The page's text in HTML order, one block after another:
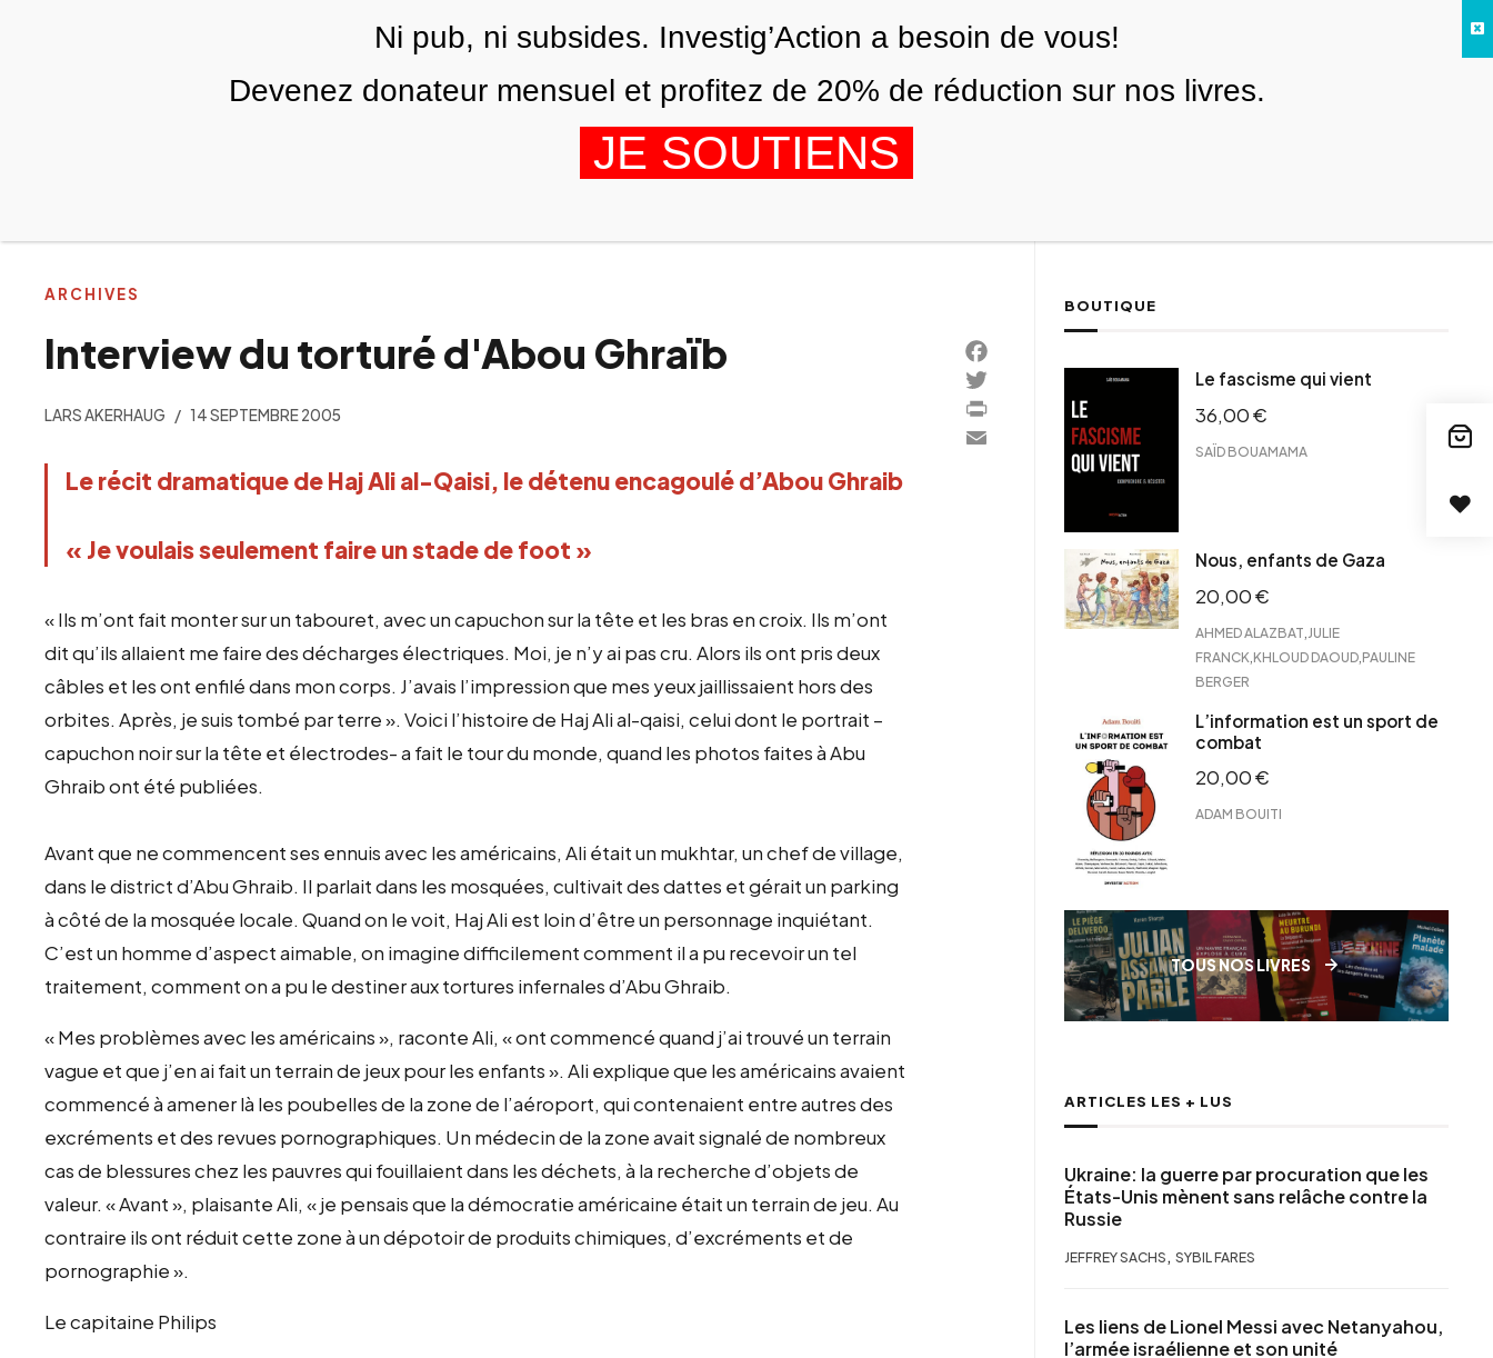
NOUS AGENDA
Interview du torturé d'Abou Ghraïb
LARS AKERHAUG 14 SEPTEMBRE 2005
Le récit dramatique de Haj Ali al-Qaisi, le détenu encagoulé d’Abou Ghraib
« Je voulais seulement faire un stade de foot »
« Ils m’ont fait monter sur un tabouret, avec un capuchon sur la tête et les bras en croix. Ils m’ont
dit qu’ils allaient me faire des décharges électriques. Moi, je n’y ai pas cru. Alors ils ont pris deux
câbles et les ont enfilé dans mon corps. J’avais l’impression que mes yeux jaillissaient hors des
orbites. Après, je suis tombé par terre ». Voici l’histoire de Haj Ali al-qaisi, celui dont le portrait –
capuchon noir sur la tête et électrodes- a fait le tour du monde, quand les photos faites à Abu
Ghraib ont été publiées.
Avant que ne commencent ses ennuis avec les américains, Ali était un mukhtar, un chef de village,
dans le district d’Abu Ghraib. Il parlait dans les mosquées, cultivait des dattes et gérait un parking
à côté de la mosquée locale. Quand on le voit, Haj Ali est loin d’être un personnage inquiétant.
C’est un homme d’aspect aimable, on imagine difficilement comment il a pu recevoir un tel
traitement, comment on a pu le destiner aux tortures infernales d’Abu Ghraib.
« Mes problèmes avec les américains », raconte Ali, « ont commencé quand j’ai trouvé un terrain
vague et que j’en ai fait un terrain de jeux pour les enfants ». Ali explique que les américains avaient
commencé à amener là les poubelles de la zone de l’aéroport, qui contenaient entre autres des
excréments et des revues pornographiques. Un médecin de la zone avait signalé de nombreux
cas de blessures chez les pauvres qui fouillaient dans les déchets, à la recherche d’objets de
valeur. « Avant », plaisante Ali, « je pensais que la démocratie américaine était un terrain de jeu. Au
contraire ils ont réduit cette zone à un dépotoir de produits chimiques, d’excréments et de
pornographie ».
Le capitaine Philips
ARCHIVES
Facebook
Twitter
PrintFriendly
Email
BOUTIQUE
Le fascisme qui vient
36,00€
SAÏD BOUAMAMA
Nous, enfants de Gaza
20,00€
AHMED ALAZBAT JULIE
FRANCK KHLOUD DAOUD PAULINE
BERGER
L’information est un sport de
combat
20,00€
ADAM BOUITI
TOUS NOS LIVRES
ARTICLES LES + LUS
Ukraine: la guerre par procuration que les
États-Unis mènent sans relâche contre la
Russie
JEFFREY SACHS , SYBIL FARES
Les liens de Lionel Messi avec Netanyahou,
l’armée israélienne et son unité
Ni pub, ni subsides. Investig’Action a besoin de vous!
Devenez donateur mensuel et profitez de 20% de réduction sur nos livres.
JE SOUTIENS